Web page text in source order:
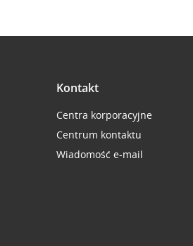
Kontakt
Centra korporacyjne
Centrum kontaktu
Wiadomość e-mail